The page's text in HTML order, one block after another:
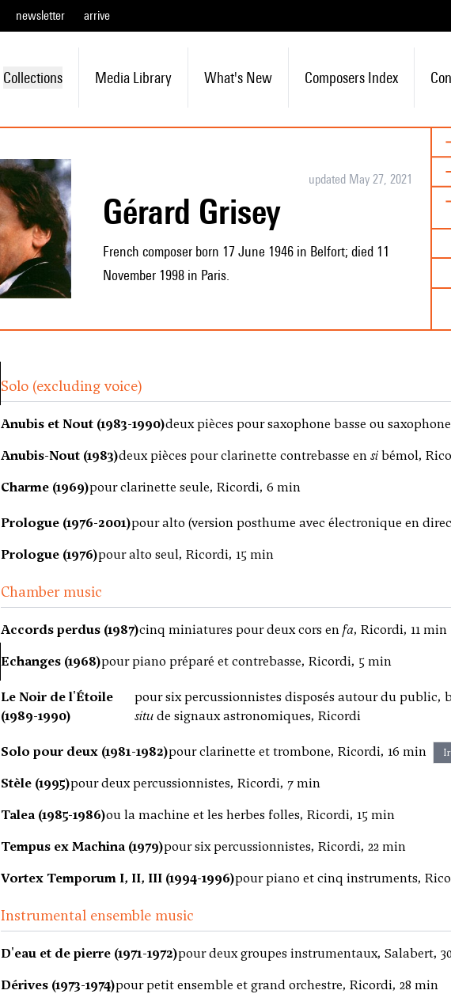
newsletter arrive
Collections Media Library What's New Composers Index
updated May 27, 2021
Gérard Grisey
French composer born 17 June 1946 in Belfort; died 11
November 1998 in Paris.
Solo (excluding voice)
Anubis et Nout (1983-1990)deux pièces pour saxophone basse ou
Anubis-Nout (1983)deux pièces pour clarinette contrebasse ensibémol,
Charme (1969)pour clarinette seule, Ricordi, 6 min
Prologue (1976-2001)pour alto (version posthume avec électronique en
Prologue (1976)pour alto seul, Ricordi, 15 min
Chamber music
Accords perdus (1987)cinq miniatures pour deux cors enfa, Ricordi, 11 min
Echanges (1968)pour piano préparé et contrebasse, Ricordi, 5 min
Le Noir de l'Étoile
(1989-1990)
pour six percussionnistes disposés autour du public,
situde signaux astronomiques, Ricordi
Solo pour deux (1981-1982)pour clarinette et trombone, Ricordi, 16 min
Stèle (1995)pour deux percussionnistes, Ricordi, 7 min
Talea (1985-1986)ou la machine et les herbes folles, Ricordi, 15 min
Tempus ex Machina (1979)pour six percussionnistes, Ricordi, 22 min
Vortex Temporum I, II, III (1994-1996)pour piano et cinq instruments,
Instrumental ensemble music
D'eau et de pierre (1971-1972)pour deux groupes instrumentaux, Salabert,
Dérives (1973-1974)pour petit ensemble et grand orchestre, Ricordi, 28 min